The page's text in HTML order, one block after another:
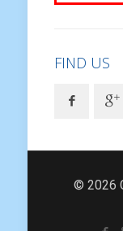
FIND US
© 2026